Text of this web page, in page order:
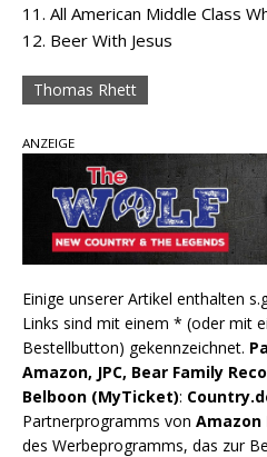
11. All American Middle Class
12. Beer With Jesus
Thomas Rhett
ANZEIGE
Einige unserer Artikel enthalten
Links sind mit einem * (oder mit
Bestellbutton) gekennzeichnet.
Amazon, JPC, Bear Family
Belboon (MyTicket):
Partnerprogramms von Amazon
des Werbeprogramms, das zur